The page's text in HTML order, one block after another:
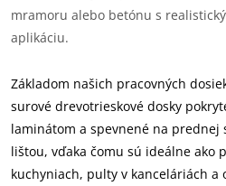
mramoru alebo betónu s
aplikáciu.
Základom našich pracovných
surové drevotrieskové dosky
laminátom a spevnené na prednej
lištou, vďaka čomu sú ideálne ako
kuchyniach, pulty v kanceláriách a